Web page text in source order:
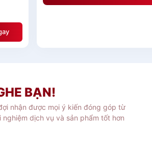
BẠN!
nhận được mọi ý kiến đóng góp từ
dịch vụ và sản phẩm tốt hơn